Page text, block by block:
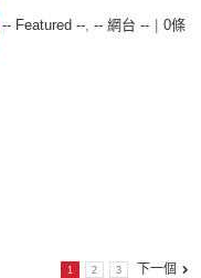
-- Featured --, -- 網台 --
0條
1 2 3 下一個